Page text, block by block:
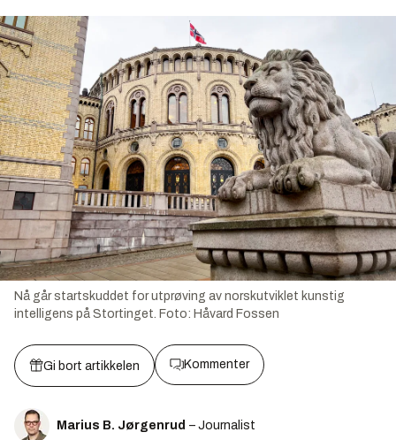
Nå går startskuddet for utprøving av norskutviklet kunstig
intelligens på Stortinget. Foto: Håvard Fossen
Gi bort artikkelen Kommenter
Marius B. Jørgenrud – Journalist